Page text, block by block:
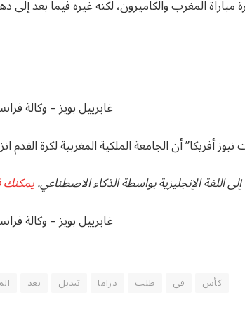
📸 غابرييل بويز –
اللغة الإنجليزية بواسطة الذكاء الاصطناعي.
📸 غابرييل بويز –
بعد تبديل دراما طلب في كأس